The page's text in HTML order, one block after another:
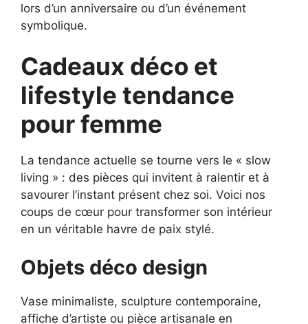
lors d’un anniversaire ou d’un événement
symbolique.
Cadeaux déco et
lifestyle tendance
pour femme
La tendance actuelle se tourne vers le « slow
living » : des pièces qui invitent à ralentir et à
savourer l’instant présent chez soi. Voici nos
coups de cœur pour transformer son intérieur
en un véritable havre de paix stylé.
Objets déco design
Vase minimaliste, sculpture contemporaine,
affiche d’artiste ou pièce artisanale en